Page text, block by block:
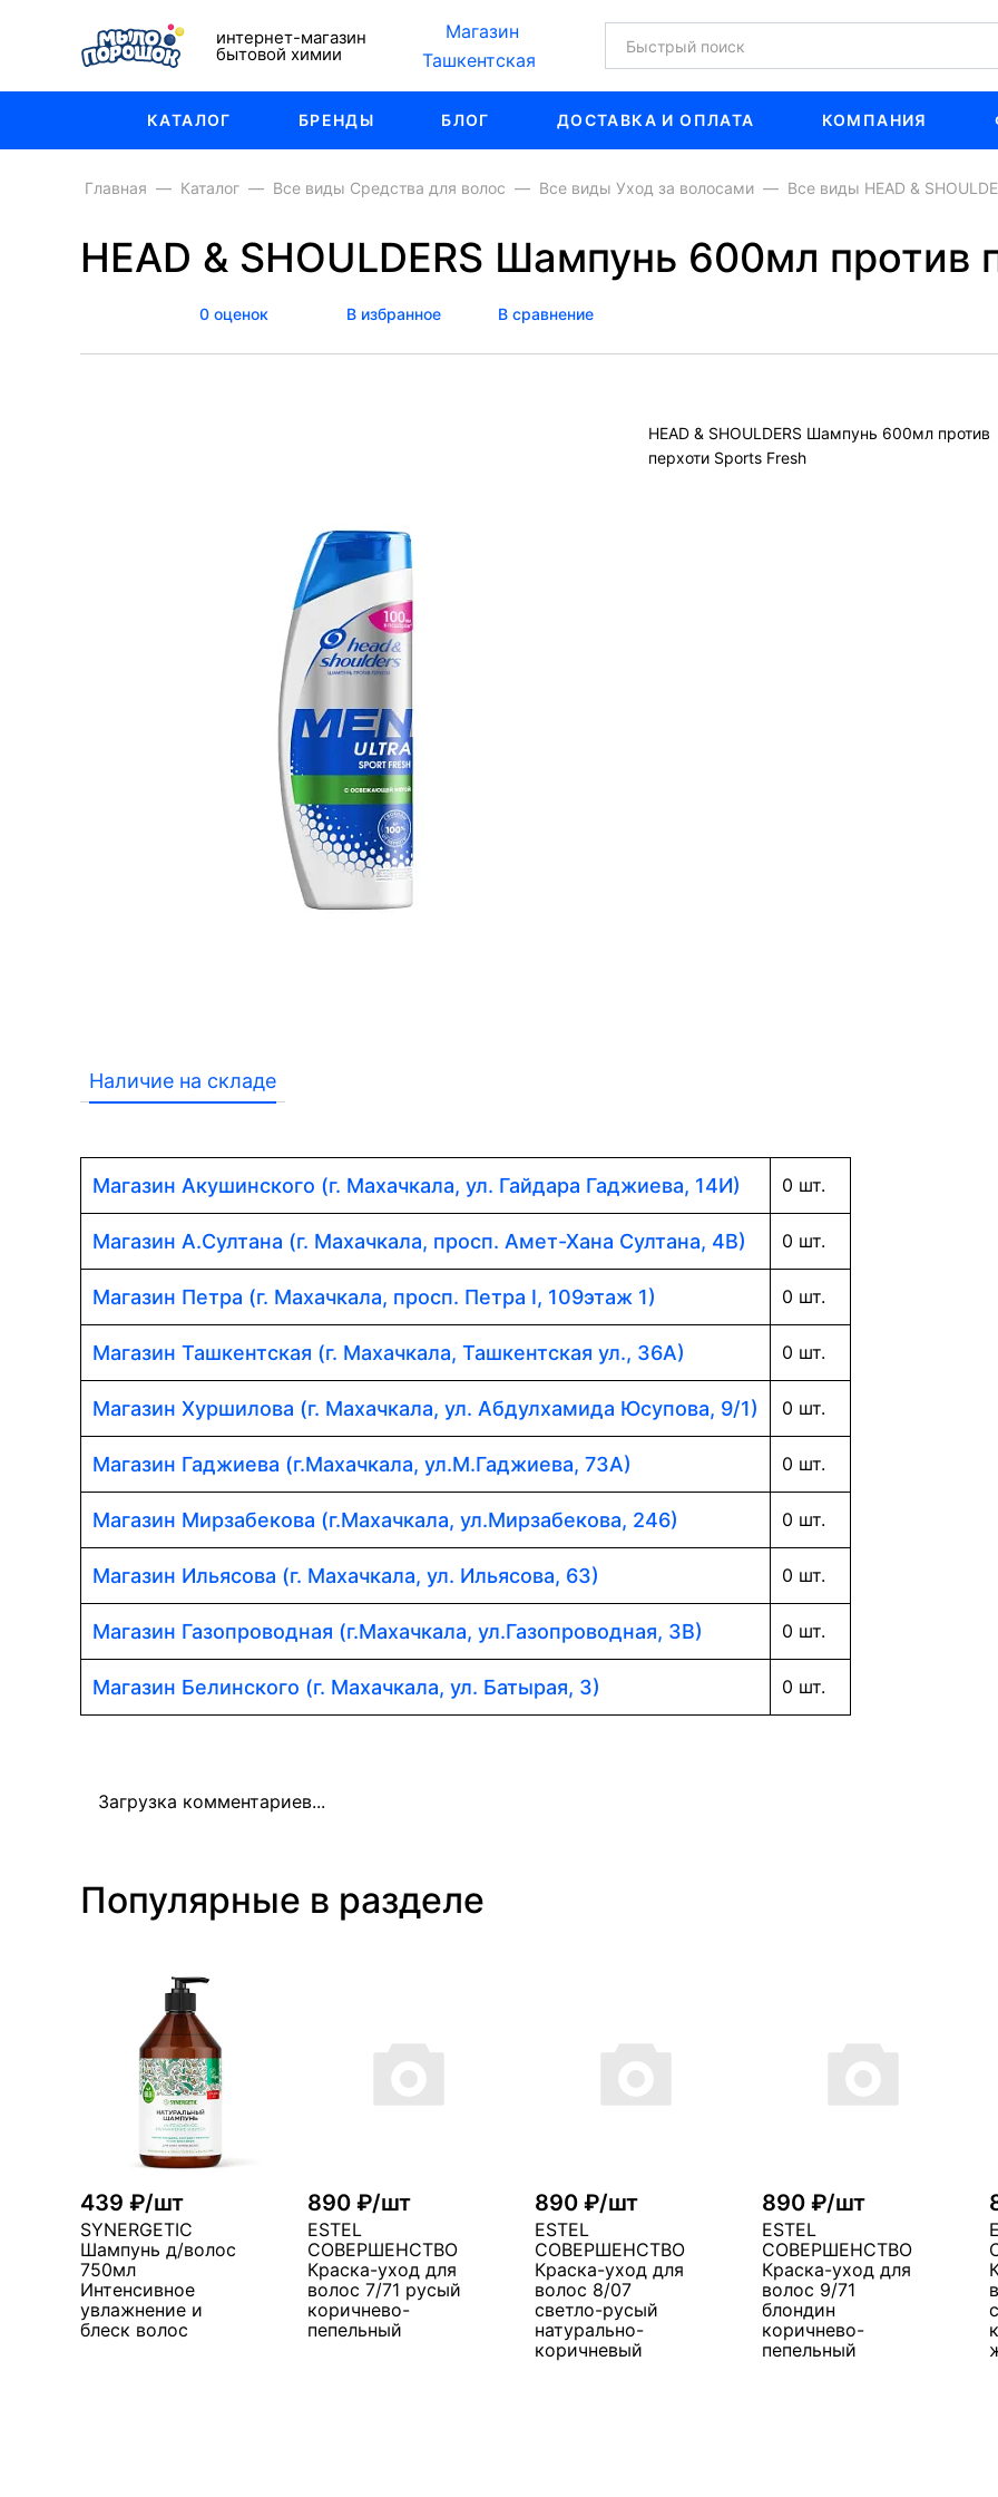
интернет-магазин
бытовой химии
Магазин
Ташкентская
КАТАЛОГ БРЕНДЫ БЛОГ ДОСТАВКА И ОПЛАТА КОМПАНИЯ
Главная Каталог Все виды Средства для волос Все виды Уход за волосами Все виды HEAD &
HEAD & SHOULDERS Шампунь 600мл против
0 оценок В избранное В сравнение
HEAD & SHOULDERS Шампунь 600мл против
перхоти Sports Fresh
Наличие на складе
Магазин Акушинского (г. Махачкала, ул. Гайдара Гаджиева, 14И) 0 шт.
Магазин А.Султана (г. Махачкала, просп. Амет-Хана Султана, 4В) 0 шт.
Магазин Петра (г. Махачкала, просп. Петра I, 109этаж 1) 0 шт.
Магазин Ташкентская (г. Махачкала, Ташкентская ул., 36А) 0 шт.
Магазин Хуршилова (г. Махачкала, ул. Абдулхамида Юсупова, 9/1) 0 шт.
Магазин Гаджиева (г.Махачкала, ул.М.Гаджиева, 73А) 0 шт.
Магазин Мирзабекова (г.Махачкала, ул.Мирзабекова, 246) 0 шт.
Магазин Ильясова (г. Махачкала, ул. Ильясова, 63) 0 шт.
Магазин Газопроводная (г.Махачкала, ул.Газопроводная, 3В) 0 шт.
Магазин Белинского (г. Махачкала, ул. Батырая, 3) 0 шт.
Загрузка комментариев...
Популярные в разделе
439 ₽/шт
SYNERGETIC
Шампунь д/волос
750мл
Интенсивное
увлажнение и
блеск волос
890 ₽/шт
ESTEL
СОВЕРШЕНСТВО
Краска-уход для
волос 7/71 русый
коричнево-
пепельный
890 ₽/шт
ESTEL
СОВЕРШЕНСТВО
Краска-уход для
волос 8/07
светло-русый
натурально-
коричневый
890 ₽/шт
ESTEL
СОВЕРШЕНСТВО
Краска-уход для
волос 9/71
блондин
коричнево-
пепельный